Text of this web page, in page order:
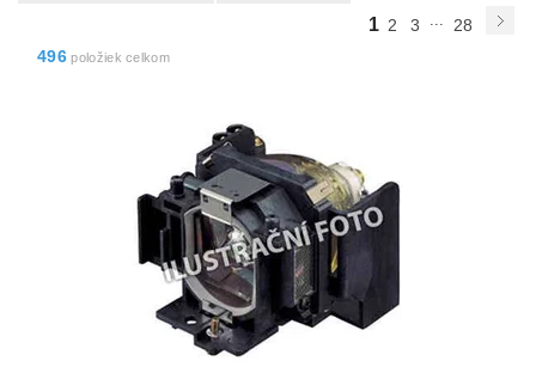
1 2 3
28
496položiek celkom